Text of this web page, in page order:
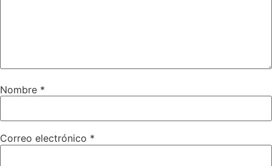
Nombre *
Correo electrónico *